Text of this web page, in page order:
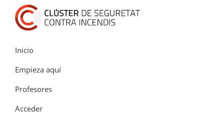
Saltar
navegación
principal
Saltar
principal
Saltar
página
de
Seguretat
Incendis
Inicio
Empieza aquí
Profesores
Acceder